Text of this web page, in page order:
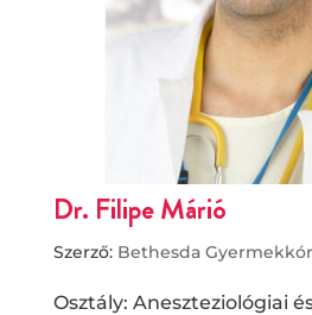
Dr. Filipe Márió
Szerző: Bethesda
Osztály: Aneszteziológiai